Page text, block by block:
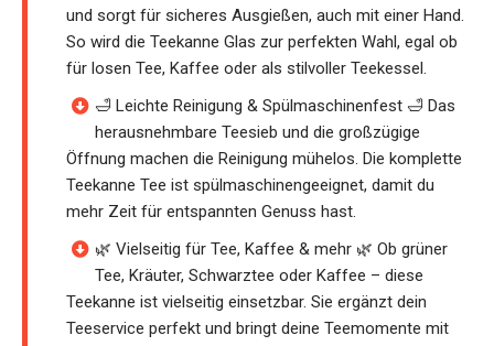
und sorgt für sicheres Ausgießen, auch mit einer Hand.
So wird die Teekanne Glas zur perfekten Wahl, egal ob
für losen Tee, Kaffee oder als stilvoller Teekessel.
🛁 Leichte Reinigung & Spülmaschinenfest 🛁 Das
herausnehmbare Teesieb und die großzügige
Öffnung machen die Reinigung mühelos. Die komplette
Teekanne Tee ist spülmaschinengeeignet, damit du
mehr Zeit für entspannten Genuss hast.
🌿 Vielseitig für Tee, Kaffee & mehr 🌿 Ob grüner
Tee, Kräuter, Schwarztee oder Kaffee – diese
Teekanne ist vielseitig einsetzbar. Sie ergänzt dein
Teeservice perfekt und bringt deine Teemomente mit